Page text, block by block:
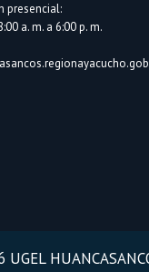
presencial:
a. m. a 6:00 p. m.